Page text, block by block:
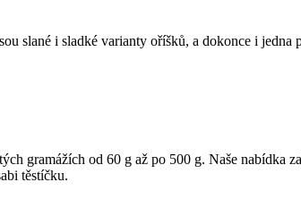
slané i sladké varianty oříšků, a dokonce i
gramážích od 60 g až po 500 g. Naše nabídka
těstíčku.